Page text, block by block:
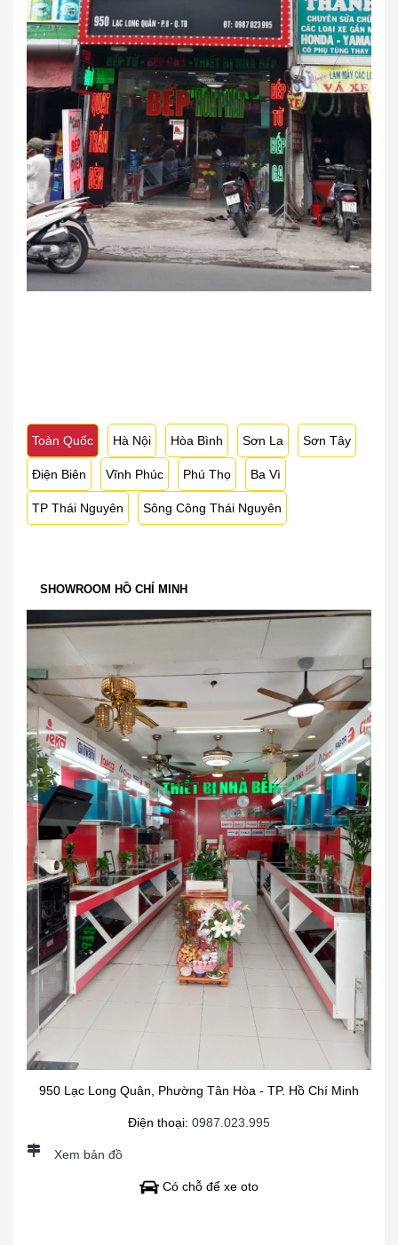
Toàn Quốc Hà Nội Hòa Bình Sơn La Sơn Tây
Điện Biên Vĩnh Phúc Phú Thọ Ba Vì
TP Thái Nguyên Sông Công Thái Nguyên
SHOWROOM HỒ CHÍ MINH
950 Lạc Long Quân, Phường Tân Hòa - TP. Hồ Chí Minh
Điện thoại: 0987.023.995
Xem bản đồ
Có chỗ để xe oto